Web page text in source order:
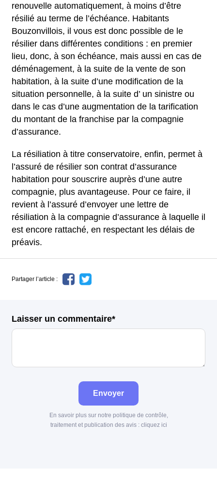
renouvelle automatiquement, à moins d’être
résilié au terme de l’échéance. Habitants
Bouzonvillois, il vous est donc possible de le
résilier dans différentes conditions : en premier
lieu, donc, à son échéance, mais aussi en cas de
déménagement, à la suite de la vente de son
habitation, à la suite d’une modification de la
situation personnelle, à la suite d’ un sinistre ou
dans le cas d’une augmentation de la tarification
du montant de la franchise par la compagnie
d’assurance.
La résiliation à titre conservatoire, enfin, permet à
l’assuré de résilier son contrat d’assurance
habitation pour souscrire auprès d’une autre
compagnie, plus avantageuse. Pour ce faire, il
revient à l’assuré d’envoyer une lettre de
résiliation à la compagnie d’assurance à laquelle il
est encore rattaché, en respectant les délais de
préavis.
Partager l’article :
Laisser un commentaire*
Envoyer
En savoir plus sur notre politique de contrôle,
traitement et publication des avis : cliquez ici